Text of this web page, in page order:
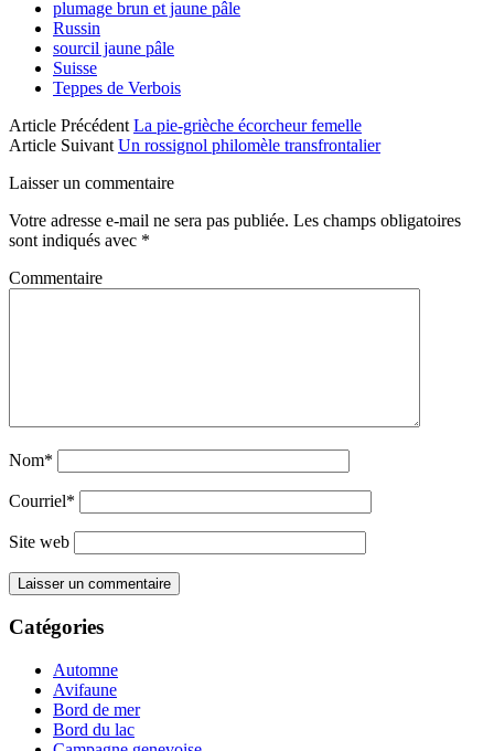
plumage brun et jaune pâle
Russin
sourcil jaune pâle
Suisse
Teppes de Verbois
Article Précédent La pie-grièche écorcheur femelle
Article Suivant Un rossignol philomèle transfrontalier
Laisser un commentaire
Votre adresse e-mail ne sera pas publiée. Les champs obligatoires
sont indiqués avec *
Commentaire
Nom*
Courriel*
Site web
Catégories
Automne
Avifaune
Bord de mer
Bord du lac